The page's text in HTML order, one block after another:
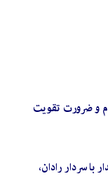
و ضرورت تقویت
سردار رادان،